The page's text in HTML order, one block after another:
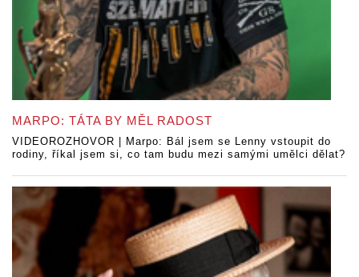
MARPO: TÁTA BY MĚL RADOST
VIDEOROZHOVOR | Marpo: Bál jsem se Lenny vstoupit do
rodiny, říkal jsem si, co tam budu mezi samými umělci dělat?